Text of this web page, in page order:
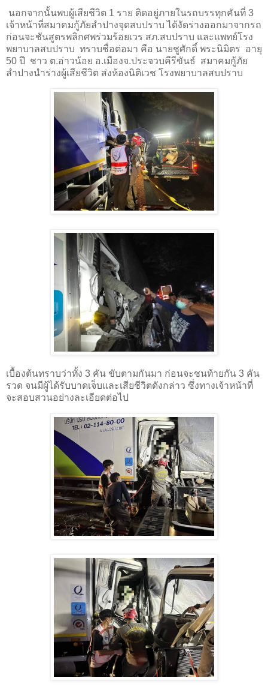
นอกจากนั้นพบผู้เสียชีวิต 1 ราย ติดอยู่ภายในรถบรรทุกคันที่ 3
เจ้าหน้าที่สมาคมกู้ภัยลำปางจุดสบปราบ ได้งัดร่างออกมาจากรถ
ก่อนจะชันสูตรพลิกศพร่วมร้อยเวร สภ.สบปราบ และแพทย์โรง
พยาบาลสบปราบ ทราบชื่อต่อมา คือ นายชูศักดิ์ พระนิมิตร อายุ
50 ปี ชาว ต.อ่าวน้อย อ.เมืองจ.ประจวบคีรีขันธ์ สมาคมกู้ภัย
ลำปางนำร่างผู้เสียชีวิต ส่งห้องนิติเวช โรงพยาบาลสบปราบ
เบื้องต้นทราบว่าทั้ง 3 คัน ขับตามกันมา ก่อนจะชนท้ายกัน 3 คัน
รวด จนมีผู้ได้รับบาดเจ็บและเสียชีวิตดังกล่าว ซึ่งทางเจ้าหน้าที่
จะสอบสวนอย่างละเอียดต่อไป